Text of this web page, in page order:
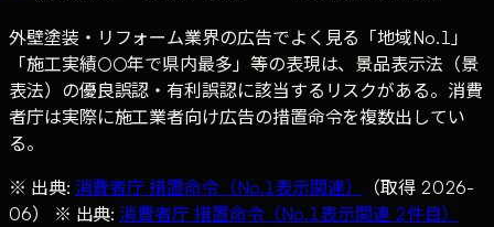
外壁塗装・リフォーム業界の広告でよく見る「地域No.1」
「施工実績○○年で県内最多」等の表現は、景品表示法（景
表法）の優良誤認・有利誤認に該当するリスクがある。消費
者庁は実際に施工業者向け広告の措置命令を複数出してい
る。
※ 出典: 消費者庁 措置命令（No.1表示関連）
（取得 2026-
06） ※ 出典: 消費者庁 措置命令（No.1表示関連 2件目）